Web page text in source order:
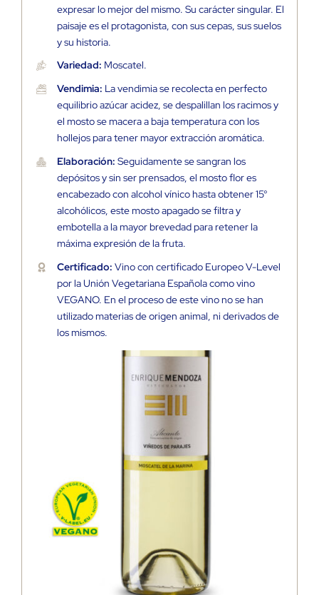
expresar lo mejor del mismo. Su carácter singular. El
paisaje es el protagonista, con sus cepas, sus suelos
y su historia.
Variedad: Moscatel.
Vendimia: La vendimia se recolecta en perfecto
equilibrio azúcar acidez, se despalillan los racimos y
el mosto se macera a baja temperatura con los
hollejos para tener mayor extracción aromática.
Elaboración: Seguidamente se sangran los
depósitos y sin ser prensados, el mosto flor es
encabezado con alcohol vínico hasta obtener 15°
alcohólicos, este mosto apagado se filtra y
embotella a la mayor brevedad para retener la
máxima expresión de la fruta.
Certificado: Vino con certificado Europeo V-Level
por la Unión Vegetariana Española como vino
VEGANO. En el proceso de este vino no se han
utilizado materias de origen animal, ni derivados de
los mismos.